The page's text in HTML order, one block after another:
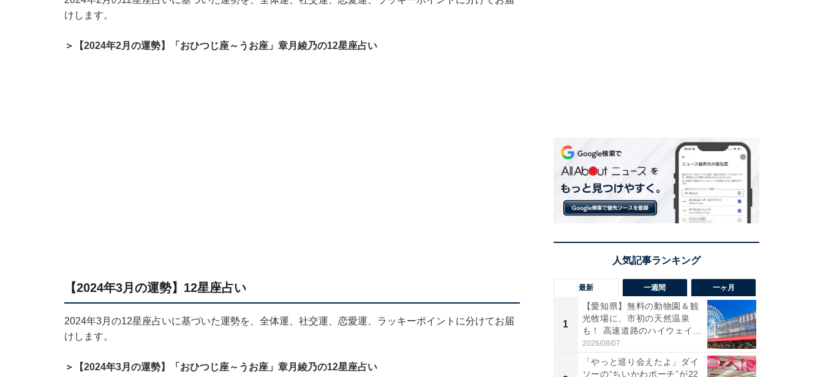
けします。
＞【2024年2月の運勢】「おひつじ座～うお座」章月綾乃の12星座占い
【2024年3月の運勢】12星座占い
2024年3月の12星座占いに基づいた運勢を、全体運、社交運、恋愛運、ラッキーポイントに分けてお届
けします。
＞【2024年3月の運勢】「おひつじ座～うお座」章月綾乃の12星座占い
最新 一週間 一ヶ月
1
【愛知県】無料の動物園＆観
光牧場に、市初の天然温泉
も！ 高速道路のハイウェイオ
ア...
2026/08/07
「やっと巡り会えたよ」ダイ
ソーの“ちいかわポーチ”が22